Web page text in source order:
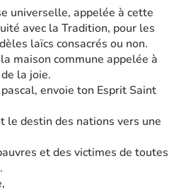
universelle, appelée à cette
avec la Tradition, pour les
laïcs consacrés ou non.
maison commune appelée à
la joie.
envoie ton Esprit Saint
le destin des nations vers une
et des victimes de toutes